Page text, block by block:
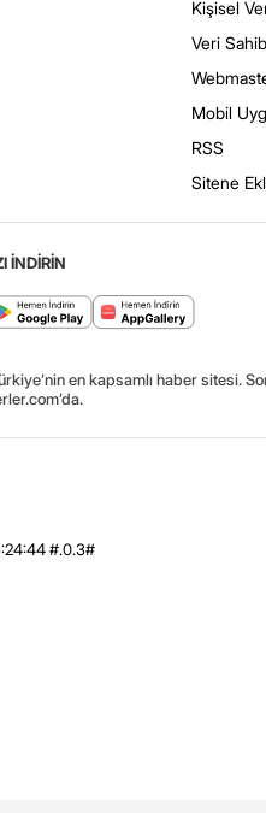
Kişisel
Veri
Mobil
RSS
Sitene
İNDİRİN
en kapsamlı haber sitesi.
#.0.3#